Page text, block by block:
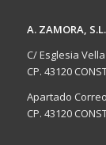
A. ZAMORA, S.L.
C/ Esglesia
CP. 43120
Apartado
CP. 43120